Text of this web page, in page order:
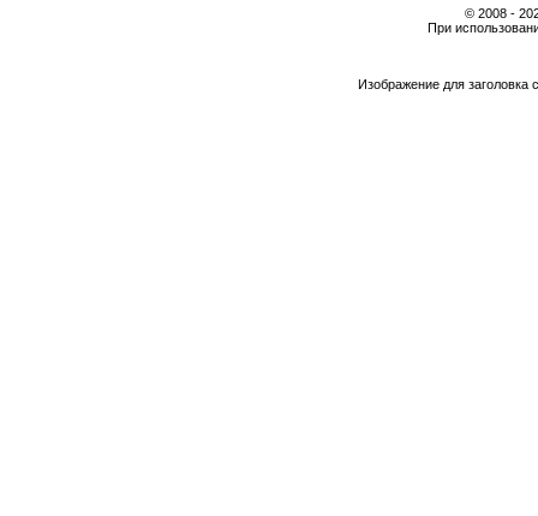
© 2008 -
При
Изображение для